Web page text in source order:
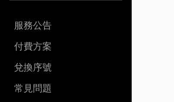
服務公告
付費方案
兌換序號
常見問題